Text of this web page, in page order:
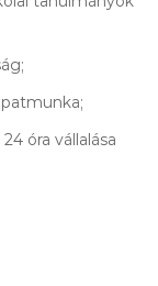
óra vállalása